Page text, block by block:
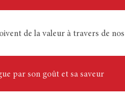
de la valeur à travers de
par son goût et sa saveur